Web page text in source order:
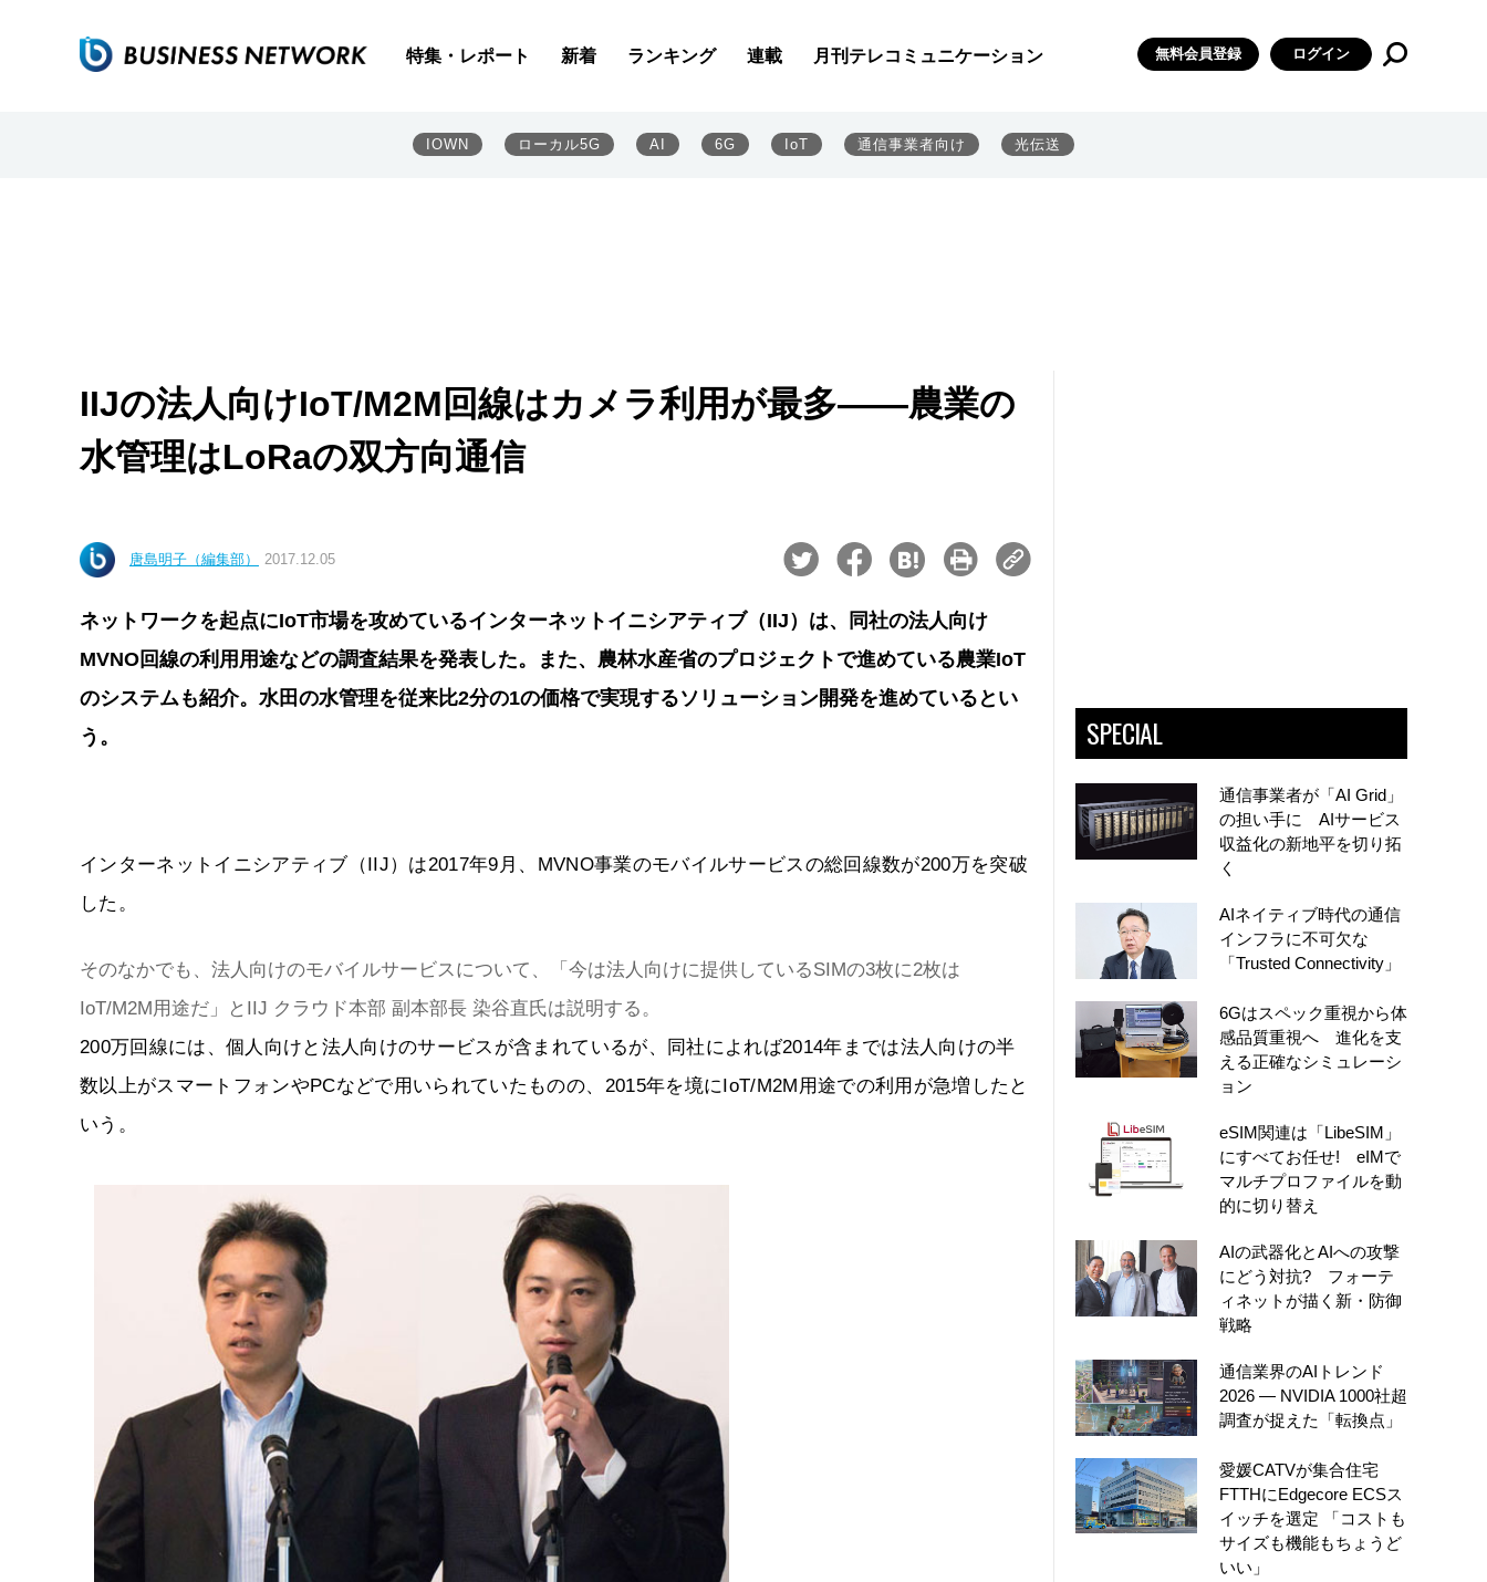
特集・レポート 新着 ランキング 連載 月刊テレコミュニケーション 無料会員登録 ログイン
IOWN ローカル5G AI 6G IoT 通信事業者向け 光伝送
IIJの法人向けIoT/M2M回線はカメラ利用が最多――農業の
水管理はLoRaの双方向通信
唐島明子（編集部） 2017.12.05
ネットワークを起点にIoT市場を攻めているインターネットイニシアティブ（IIJ）は、同社の法人向け
MVNO回線の利用用途などの調査結果を発表した。また、農林水産省のプロジェクトで進めている農業IoT
のシステムも紹介。水田の水管理を従来比2分の1の価格で実現するソリューション開発を進めているとい
う。
インターネットイニシアティブ（IIJ）は2017年9月、MVNO事業のモバイルサービスの総回線数が200万を突破
した。
そのなかでも、法人向けのモバイルサービスについて、「今は法人向けに提供しているSIMの3枚に2枚は
IoT/M2M用途だ」とIIJ クラウド本部 副本部長 染谷直氏は説明する。
200万回線には、個人向けと法人向けのサービスが含まれているが、同社によれば2014年までは法人向けの半
数以上がスマートフォンやPCなどで用いられていたものの、2015年を境にIoT/M2M用途での利用が急増したと
いう。
SPECIAL
通信事業者が「AI Grid」
の担い手に AIサービス
収益化の新地平を切り拓
く
AIネイティブ時代の通信
インフラに不可欠な
「Trusted Connectivity」
6Gはスペック重視から体
感品質重視へ 進化を支
える正確なシミュレーシ
ョン
eSIM関連は「LibeSIM」
にすべてお任せ! eIMで
マルチプロファイルを動
的に切り替え
AIの武器化とAIへの攻撃
にどう対抗? フォーテ
ィネットが描く新・防御
戦略
通信業界のAIトレンド
2026 ― NVIDIA 1000社超
調査が捉えた「転換点」
愛媛CATVが集合住宅
FTTHにEdgecore ECSス
イッチを選定 「コストも
サイズも機能もちょうど
いい」